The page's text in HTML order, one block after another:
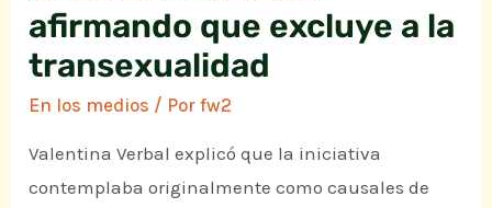
afirmando que excluye a la
transexualidad
En los medios / Porfw2
Valentina Verbal explicó que la iniciativa
contemplaba originalmente como causales de